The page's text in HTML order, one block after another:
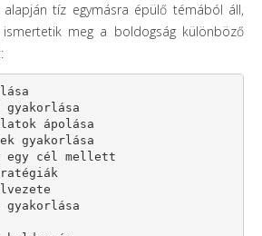
tíz egymásra épülő témából áll,
meg a boldogság különböző
gyakorlása
ápolása
gyakorlása
egy cél mellett
gyakorlása